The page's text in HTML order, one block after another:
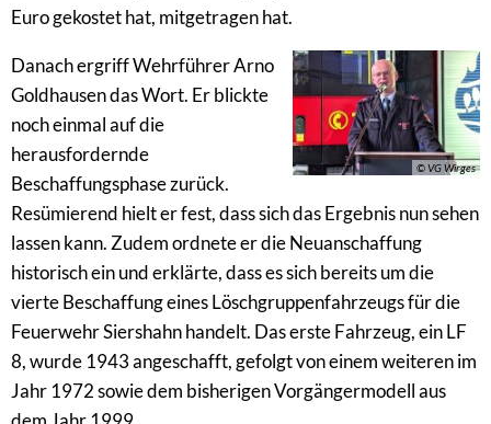
Euro gekostet hat, mitgetragen hat.
© VG Wirges
Danach ergriff Wehrführer Arno
Goldhausen das Wort. Er blickte
noch einmal auf die
herausfordernde
Beschaffungsphase zurück.
Resümierend hielt er fest, dass sich das Ergebnis nun sehen
lassen kann. Zudem ordnete er die Neuanschaffung
historisch ein und erklärte, dass es sich bereits um die
vierte Beschaffung eines Löschgruppenfahrzeugs für die
Feuerwehr Siershahn handelt. Das erste Fahrzeug, ein LF
8, wurde 1943 angeschafft, gefolgt von einem weiteren im
Jahr 1972 sowie dem bisherigen Vorgängermodell aus